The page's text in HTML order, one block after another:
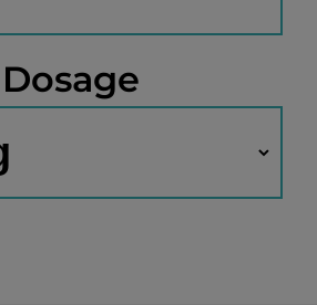
Dosage